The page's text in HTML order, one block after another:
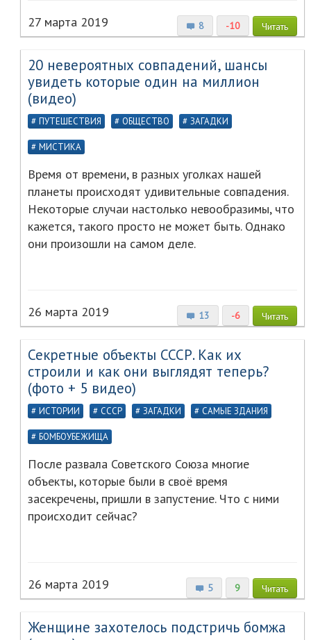
8 -10 Читать
27 марта 2019
20 невероятных совпадений, шансы
увидеть которые один на миллион
(видео)
ПУТЕШЕСТВИЯ ОБЩЕСТВО ЗАГАДКИ
МИСТИКА
Время от времени, в разных уголках нашей
планеты происходят удивительные совпадения.
Некоторые случаи настолько невообразимы, что
кажется, такого просто не может быть. Однако
они произошли на самом деле.
13 -6 Читать
26 марта 2019
Секретные объекты СССР. Как их
строили и как они выглядят теперь?
(фото + 5 видео)
ИСТОРИИ СССР ЗАГАДКИ САМЫЕ ЗДАНИЯ
БОМБОУБЕЖИЩА
После развала Советского Союза многие
объекты, которые были в своё время
засекречены, пришли в запустение. Что с ними
происходит сейчас?
5 9 Читать
26 марта 2019
Женщине захотелось подстричь бомжа